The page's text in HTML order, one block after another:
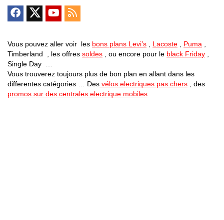
Vous pouvez aller voir les bons plans Levi’s Lacoste Puma
Timberland , les offres soldes , ou encore pour le black Friday
Single Day …
Vous trouverez toujours plus de bon plan en allant dans les
differentes catégories … Des vélos electriques pas chers , des
promos sur des centrales electrique mobiles